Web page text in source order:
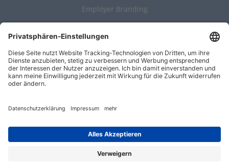
Employer Branding
ALLGEMEIN
Kontakt
AGBs